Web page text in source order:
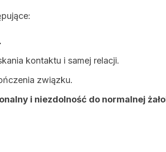
kontaktu i samej relacji.
związku.
i niezdolność do normalnej